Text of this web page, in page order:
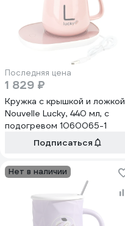
Последняя цена
1 829 ₽
Кружка с крышкой и ложкой
Nouvelle Lucky, 440 мл, с
подогревом 1060065-1
Подписаться
Нет в наличии